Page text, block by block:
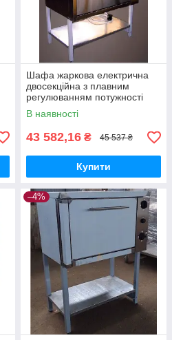
Шафа жаркова електрична
двосекційна з плавним
регулюванням потужності
ШЖЕ-2-GN2/1 еталон
В наявності
43 582,16 ₴ 45 537 ₴
Купити
–4%